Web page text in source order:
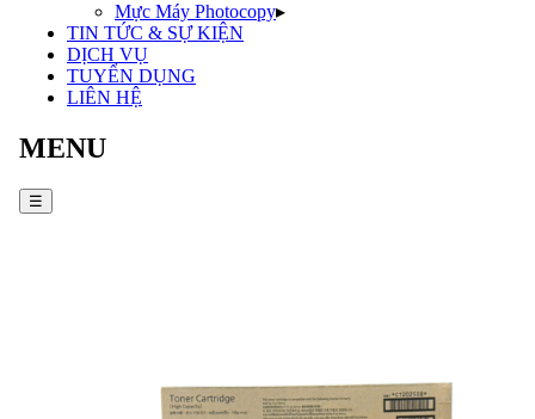
Mực Máy Photocopy▸
TIN TỨC & SỰ KIỆN
DỊCH VỤ
TUYỂN DỤNG
LIÊN HỆ
MENU
☰